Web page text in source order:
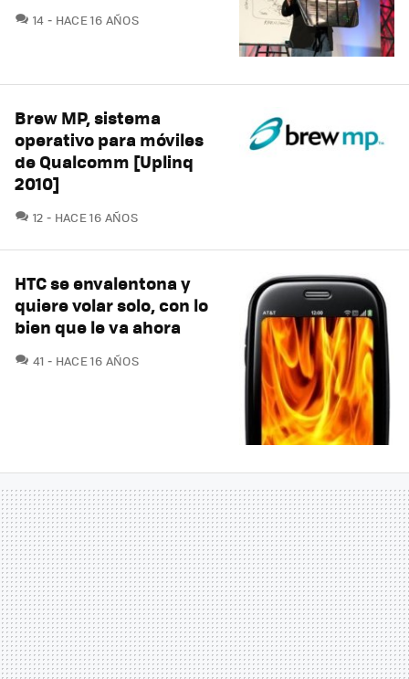
14 COMENTARIOS
HACE 16 AÑOS
Brew MP, sistema
operativo para móviles
de Qualcomm [Uplinq
2010]
12 COMENTARIOS
HACE 16 AÑOS
HTC se envalentona y
quiere volar solo, con lo
bien que le va ahora
41 COMENTARIOS
HACE 16 AÑOS